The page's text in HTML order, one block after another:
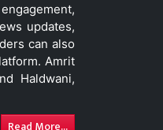
updates,
can also
Amrit
Haldwani,